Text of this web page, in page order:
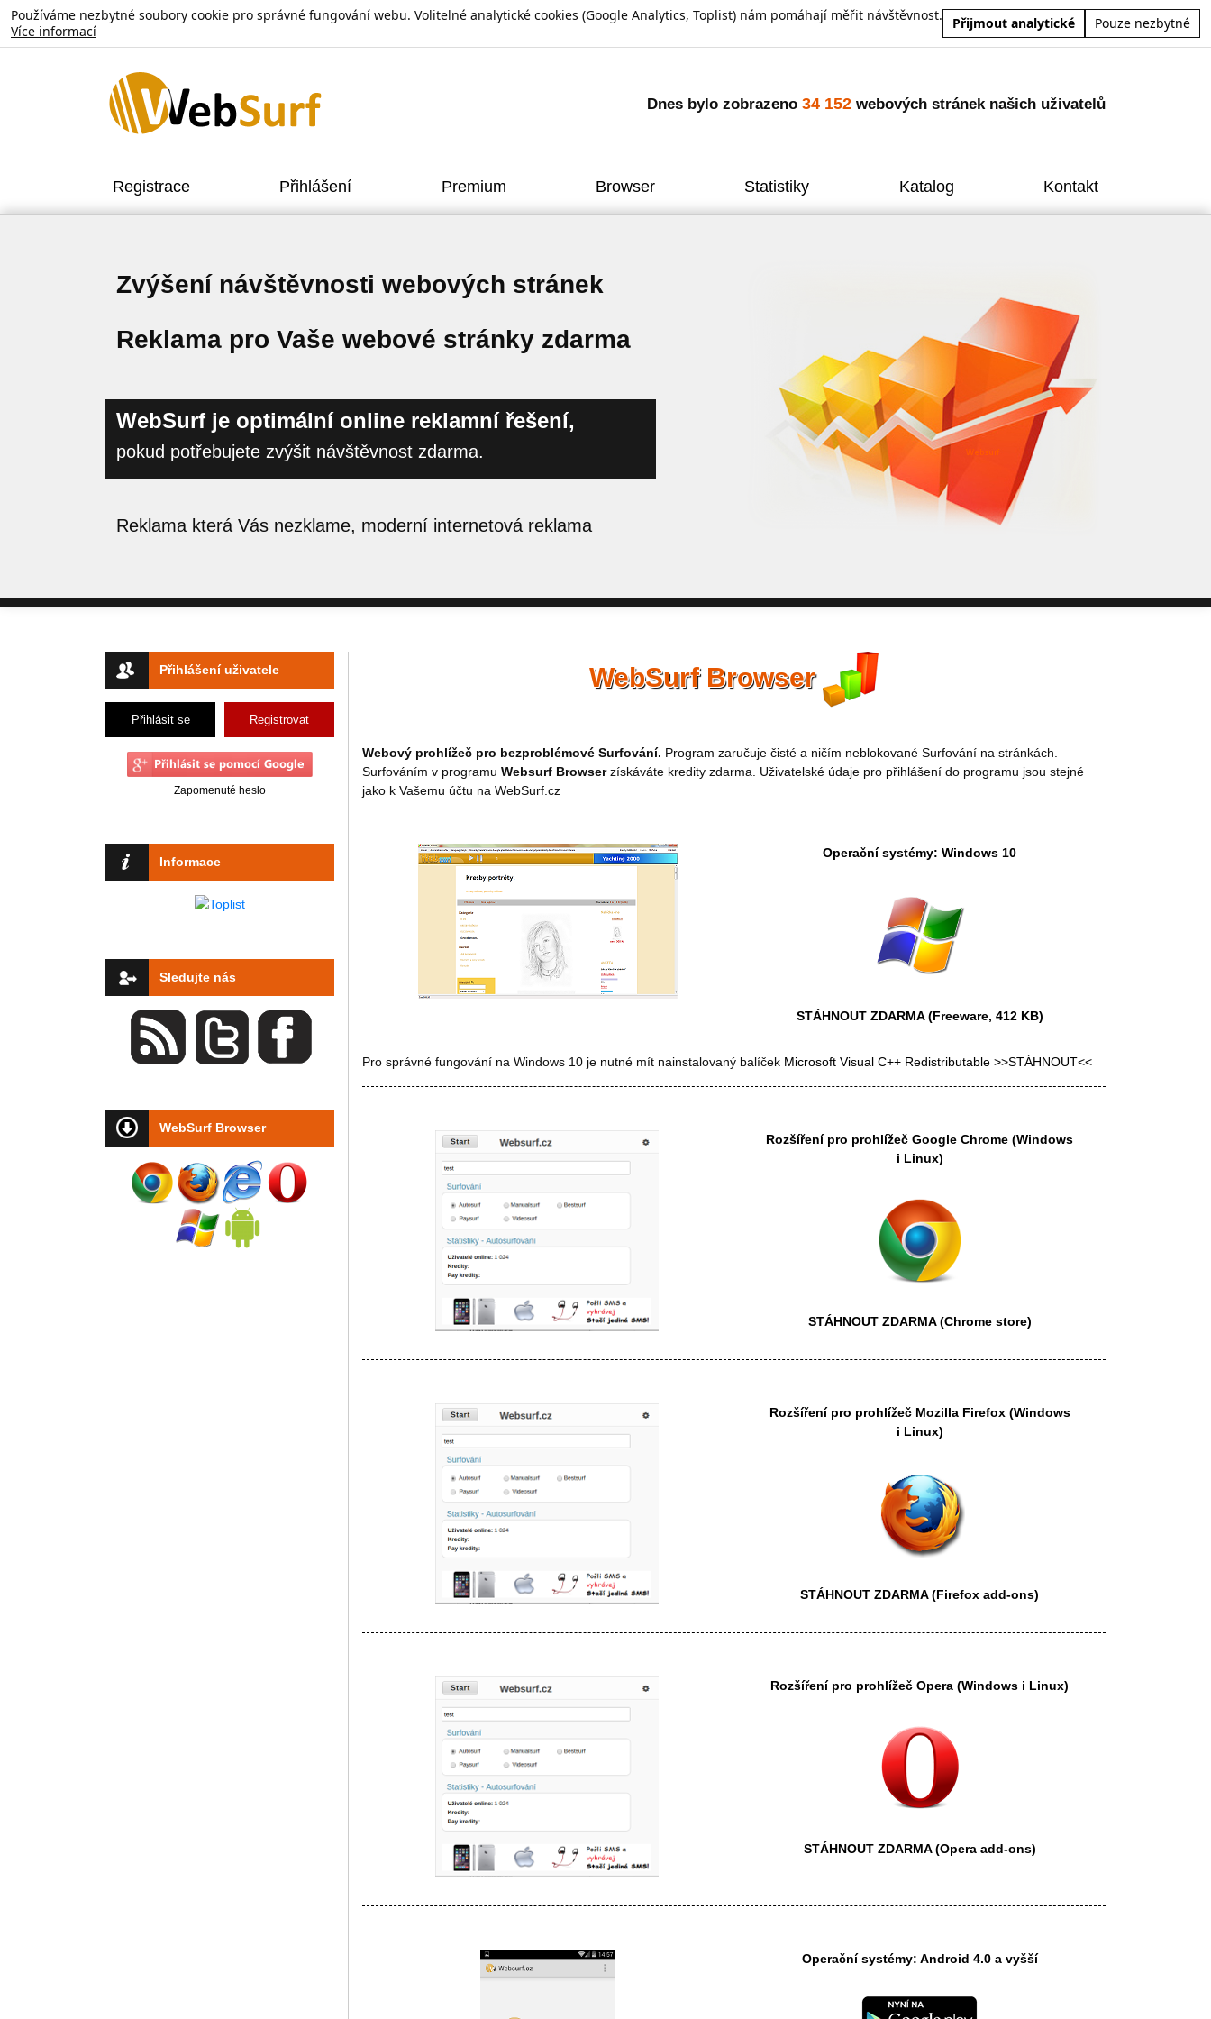
Používáme nezbytné soubory cookie pro správné fungování webu. Volitelné analytické cookies (Google Analytics, Toplist) nám pomáhají měřit návštěvnost.
Více informací
Přijmout analytické Pouze nezbytné
Dnes bylo zobrazeno 34 152 webových stránek našich uživatelů
Registrace Přihlášení Premium Browser Statistiky Katalog Kontakt
Zvýšení návštěvnosti webových stránek
Reklama pro Vaše webové stránky zdarma
WebSurf je optimální online reklamní řešení,
pokud potřebujete zvýšit návštěvnost zdarma.
Reklama která Vás nezklame, moderní internetová reklama
Přihlášení uživatele
Přihlásit se Registrovat
Zapomenuté heslo
Informace
Sledujte nás
WebSurf Browser
WebSurf Browser
Webový prohlížeč pro bezproblémové Surfování. Program zaručuje čisté a ničím neblokované Surfování na stránkách.
Surfováním v programu Websurf Browserzískáváte kredity zdarma. Uživatelské údaje pro přihlášení do programu jsou stejné
jako k Vašemu účtu na WebSurf.cz
Operační systémy: Windows 10
STÁHNOUT ZDARMA(Freeware, 412 KB)
Pro správné fungování na Windows 10 je nutné mít nainstalovaný balíček Microsoft Visual C++ Redistributable >>STÁHNOUT<<
Rozšíření pro prohlížečGoogle Chrome (Windows
i Linux)
STÁHNOUT ZDARMA(Chrome store)
Rozšíření pro prohlížeč Mozilla Firefox(Windows
i Linux)
STÁHNOUT ZDARMA(Firefox add-ons)
Rozšíření pro prohlížečOpera (Windows i Linux)
STÁHNOUT ZDARMA(Opera add-ons)
Operační systémy: Android 4.0 a vyšší